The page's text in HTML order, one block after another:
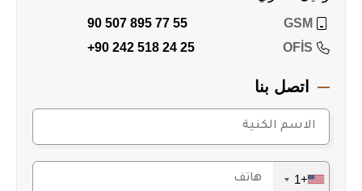
GSM
90 507 895 77 55
OFİS
+90 242 518 24 25
اتصل بنا
+1